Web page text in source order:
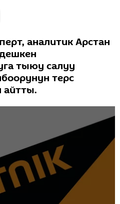
аналитик Арстан
тыюу салуу
терс
айтты.